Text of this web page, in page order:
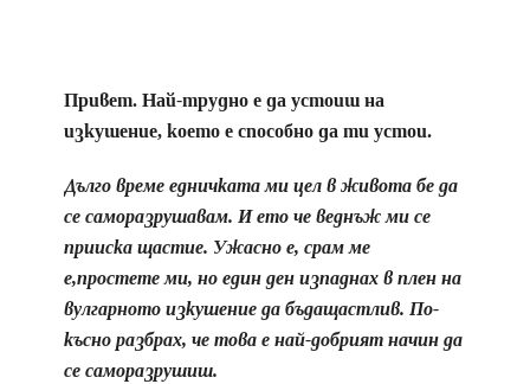
Привет. Най-трудно е да устоиш на
изкушение, което е способно да ти устои.
Дълго време едничката ми цел в живота бе да
се саморазрушавам. И ето че веднъж ми се
прииска щастие. Ужасно е, срам ме
е,простете ми, но един ден изпаднах в плен на
вулгарното изкушение да бъдащастлив. По-
късно разбрах, че това е най-добрият начин да
се саморазрушиш.